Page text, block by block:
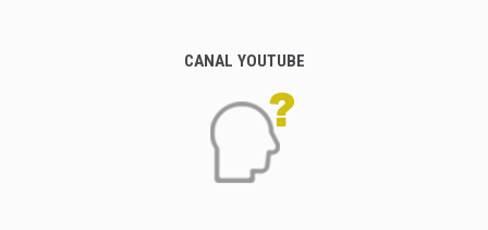
CANAL YOUTUBE